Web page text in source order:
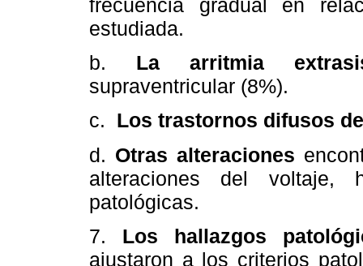
frecuencia gradual en
estudiada.
b. La arritmia
supraventricular (8%).
c.
Los trastornos difusos
d. Otras alteraciones
alteraciones del voltaje,
patológicas.
7. Los hallazgos
ajustaron a los criterios